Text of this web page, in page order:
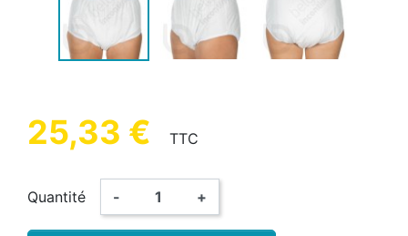
25,33 € TTC
Quantité - +